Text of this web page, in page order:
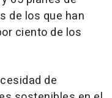
de los que han
ciento de los
de